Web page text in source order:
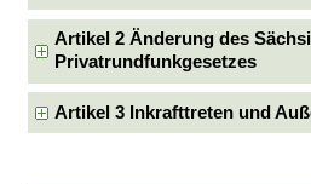
Artikel 2 Änderung des
Privatrundfunkgesetzes
Artikel 3 Inkrafttreten und